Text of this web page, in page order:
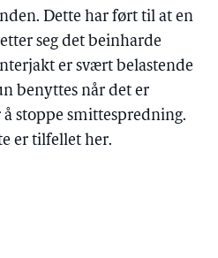
Dette har ført til at en
seg det beinharde
er svært belastende
benyttes når det er
stoppe smittespredning.
er tilfellet her.